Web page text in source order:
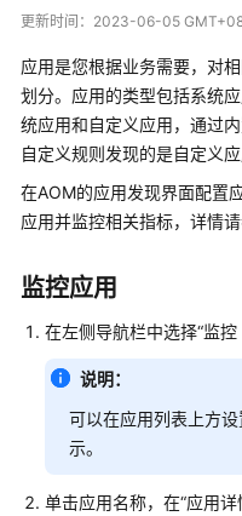
动
产
品
介
计
说
快
速
用
更新时间： 2023-06-05
应用是您根据业务需要，对
划分。应用的类型包括系统
统应用和自定义应用，通过
自定义规则发现的是自定义应
在AOM的应用发现界面配置
应用并监控相关指标，详情
监控应用
在左侧导航栏中选择“监控
说明：
可以在应用列表上方
示。
单击应用名称，在“应用